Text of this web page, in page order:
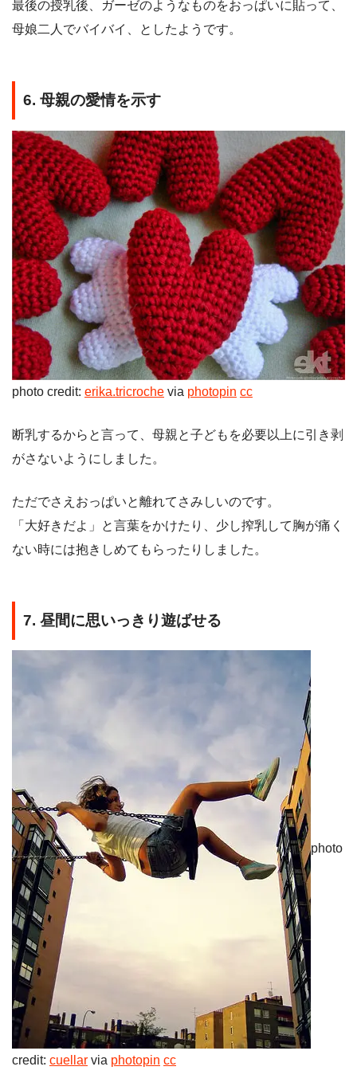
最後の授乳後、ガーゼのようなものをおっぱいに貼って、
母娘二人でバイバイ、としたようです。
6. 母親の愛情を示す
photo credit: erika.tricroche via photopin cc
断乳するからと言って、母親と子どもを必要以上に引き剥
がさないようにしました。
ただでさえおっぱいと離れてさみしいのです。
「大好きだよ」と言葉をかけたり、少し搾乳して胸が痛く
ない時には抱きしめてもらったりしました。
7. 昼間に思いっきり遊ばせる
photo
credit: cuellar via photopin cc